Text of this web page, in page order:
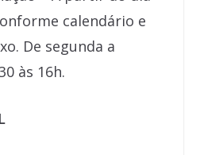
calendário e
De segunda a
às 16h.